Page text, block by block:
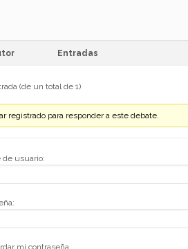
Entradas
(de un total de 1)
registrado para responder a este debate.
de usuario: